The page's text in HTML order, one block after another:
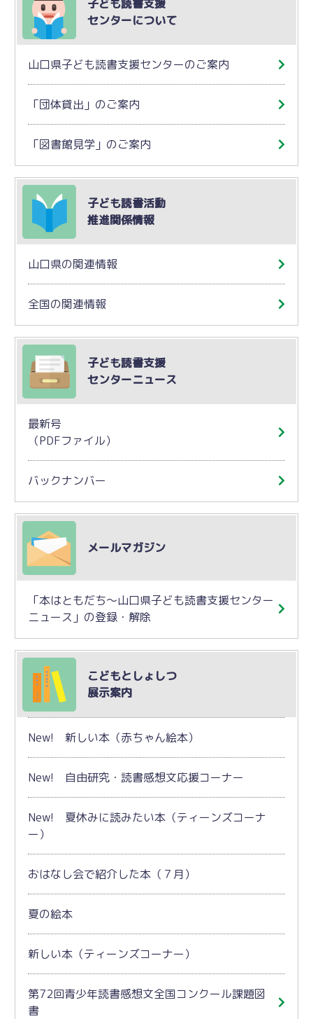
子ども読書支援
センターについて
山口県子ども読書支援センターのご案内
「団体貸出」のご案内
「図書館見学」のご案内
子ども読書活動
推進関係情報
山口県の関連情報
全国の関連情報
子ども読書支援
センターニュース
最新号
（PDFファイル）
バックナンバー
メールマガジン
「本はともだち～山口県子ども読書支援センター
ニュース」の登録・解除
こどもとしょしつ
展示案内
New! 新しい本（赤ちゃん絵本）
New! 自由研究・読書感想文応援コーナー
New! 夏休みに読みたい本（ティーンズコーナ
ー）
おはなし会で紹介した本（７月）
夏の絵本
新しい本（ティーンズコーナー）
第72回青少年読書感想文全国コンクール課題図
書